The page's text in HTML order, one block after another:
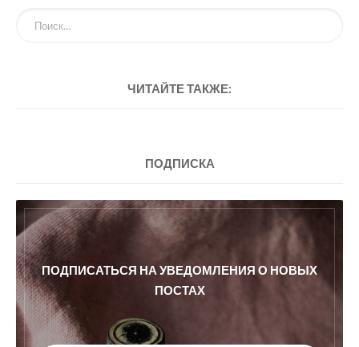
ЧИТАЙТЕ ТАКЖЕ:
ПОДПИСКА
ПОДПИСАТЬСЯ НА УВЕДОМЛЕНИЯ О НОВЫХ
ПОСТАХ